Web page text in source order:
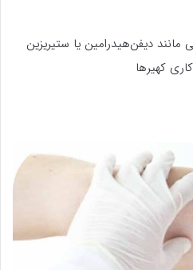
دیفن‌هیدرامین یا ستیریزین
کهیرها